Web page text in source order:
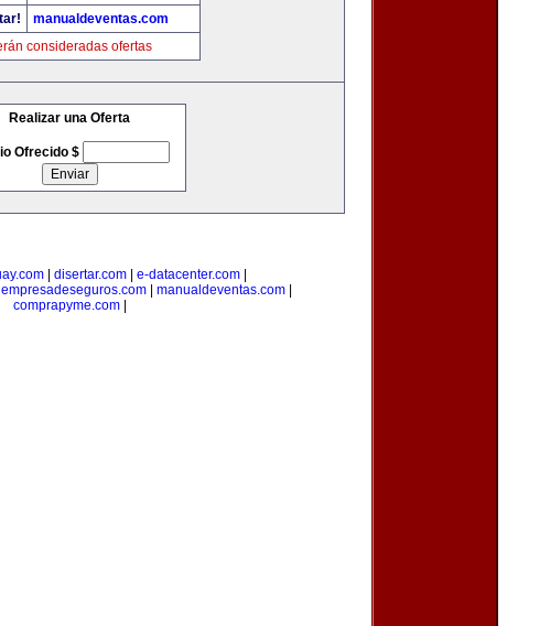
manualdeventas.com
consideradas ofertas
Realizar una Oferta
Ofrecido $
disertar.com e-datacenter.com
empresadeseguros.com manualdeventas.com
comprapyme.com|